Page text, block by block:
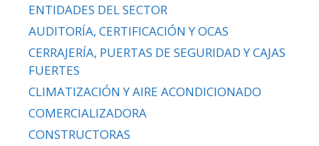
ENTIDADES DEL SECTOR
AUDITORÍA, CERTIFICACIÓN Y OCAS
CERRAJERÍA, PUERTAS DE SEGURIDAD Y CAJAS
FUERTES
CLIMATIZACIÓN Y AIRE ACONDICIONADO
COMERCIALIZADORA
CONSTRUCTORAS